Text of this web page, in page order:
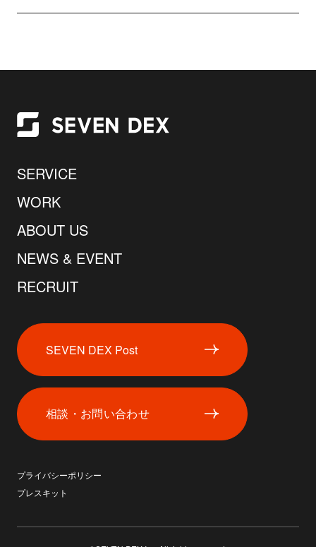
SERVICE
WORK
ABOUT US
NEWS & EVENT
RECRUIT
SEVEN DEX Post
相談・お問い合わせ
プライバシーポリシー
プレスキット